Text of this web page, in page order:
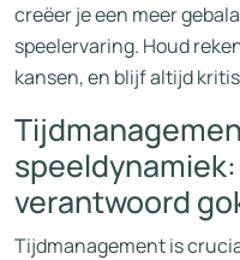
creëer je een meer
speelervaring. Houd
kansen, en blijf altijd
verantwoord
Tijdmanagement is